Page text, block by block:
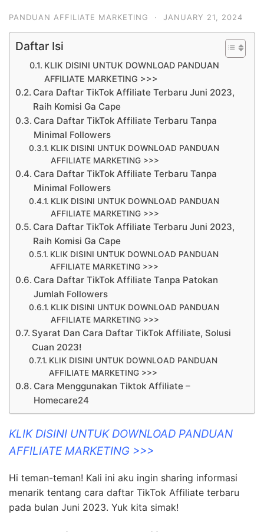
PANDUAN AFFILIATE MARKETING · JANUARY 21, 2024
Daftar Isi
KLIK DISINI UNTUK DOWNLOAD PANDUAN
AFFILIATE MARKETING >>>
Cara Daftar TikTok Affiliate Terbaru Juni 2023,
Raih Komisi Ga Cape
Cara Daftar TikTok Affiliate Terbaru Tanpa
Minimal Followers
KLIK DISINI UNTUK DOWNLOAD PANDUAN
AFFILIATE MARKETING >>>
Cara Daftar TikTok Affiliate Terbaru Tanpa
Minimal Followers
KLIK DISINI UNTUK DOWNLOAD PANDUAN
AFFILIATE MARKETING >>>
Cara Daftar TikTok Affiliate Terbaru Juni 2023,
Raih Komisi Ga Cape
KLIK DISINI UNTUK DOWNLOAD PANDUAN
AFFILIATE MARKETING >>>
Cara Daftar TikTok Affiliate Tanpa Patokan
Jumlah Followers
KLIK DISINI UNTUK DOWNLOAD PANDUAN
AFFILIATE MARKETING >>>
Syarat Dan Cara Daftar TikTok Affiliate, Solusi
Cuan 2023!
KLIK DISINI UNTUK DOWNLOAD PANDUAN
AFFILIATE MARKETING >>>
Cara Menggunakan Tiktok Affiliate –
Homecare24
KLIK DISINI UNTUK DOWNLOAD PANDUAN
AFFILIATE MARKETING >>>
Hi teman-teman! Kali ini aku ingin sharing informasi
menarik tentang cara daftar TikTok Affiliate terbaru
pada bulan Juni 2023. Yuk kita simak!